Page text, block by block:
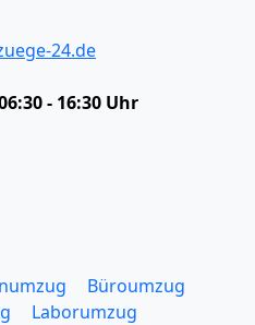
24.de
- 16:30 Uhr
Büroumzug
Laborumzug